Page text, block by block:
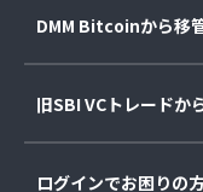
DMM Bitcoinから移
旧SBI VCトレードか
ログインでお困りの